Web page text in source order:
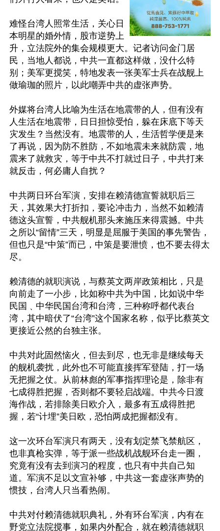
难怪台湾人照常生活，关心日
本明星的婚外情，股市逆势上
升，立法院外的集会规模更大。记者访问金门居
民，当地人都说，中共一直都这样做，没什么特
别；美军更搅笑，特地发表一张美军士兵在战舰上
做瑜珈的照片，以此嘲弄中共的虚张声势。
外媒将台湾人比喻为生活在地震带的人，但有没有
人生活在地震带，日日担惊受怕，躲在床底下等天
灾发生？当然没有。地震带的人，生活哲学便是来
了再说，因为防不胜防，不如地震未来就防震，地
震来了就救灾，等于中共不打就过日子，中共打来
就反击，何必庸人自扰？
中共两日环台军演，安排在赖清德宣誓就职后三
天，其效果大打折扣，要论冲击力，当然不如赖清
德这头宣誓，中共舰机那头来施压来得震撼。中共
之所以“留情”三天，明显是屈服于美国的事先警告，
但也只是“中策”而已，中策是要泄愤，也不要去得太
尽。
赖清德的就职演说，与蔡英文两岸政策相比，只是
向前走了一小步，比如称中共为中国，比如说中华
民国﹑中华民国台湾和台湾，三种称呼都代表台
湾，其中暗伏了“台湾”这个国家名称，似乎比蔡英文
更接近公然的台独主张。
中共对此固然恼火，但去到尽，也无非是继续每天
的舰机袭扰，此外也不可能直接挥军登陆，打一场
无把握之仗。从前林彪的军事指挥理论是，除非有
七成得胜把握，否则都不要轻启战端。中共今日渡
海作战，若排除美日欧介入，最多有五成得胜把
握，若“计埋”美日欧，恐怕两成把握都没有。
这一次环台军演只有两天，没有划定禁飞禁航区，
也非真枪实弹，等于派一些战机战舰环台走一圈，
究竟有没有去到演习的程度，也只有中共自己知
道。军演不足以文宣补够，中共这一套虚张声势的
惯技，台湾人只当看热闹。
中共对付赖清德就职典礼，外有环台军演，内有在
野党立法院搅事，如果内外配合，就在赖清德就职